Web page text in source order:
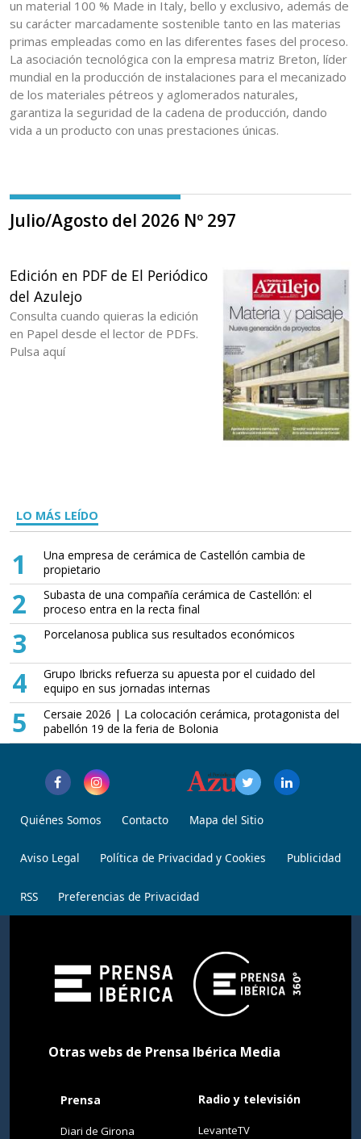
un material 100 % Made in Italy, bello y exclusivo, además de
su carácter marcadamente sostenible tanto en las materias
primas empleadas como en las diferentes fases del proceso.
La asociación tecnológica con la empresa matriz Breton, líder
mundial en la producción de instalaciones para el mecanizado
de los materiales pétreos y aglomerados naturales,
garantiza la seguridad de la cadena de producción, dando
vida a un producto con unas prestaciones únicas.
Julio/Agosto del 2026 Nº 297
Edición en PDF de El Periódico
del Azulejo
Consulta cuando quieras la edición
en Papel desde el lector de PDFs.
Pulsa aquí
LO MÁS LEÍDO
1
Una empresa de cerámica de Castellón cambia de
propietario
2
Subasta de una compañía cerámica de Castellón: el
proceso entra en la recta final
3 Porcelanosa publica sus resultados económicos
4
Grupo Ibricks refuerza su apuesta por el cuidado del
equipo en sus jornadas internas
5
Cersaie 2026 | La colocación cerámica, protagonista del
pabellón 19 de la feria de Bolonia
Quiénes Somos Contacto Mapa del Sitio
Aviso Legal Política de Privacidad y Cookies Publicidad
RSS Preferencias de Privacidad
Otras webs de Prensa Ibérica Media
Prensa
Diari de Girona
Radio y televisión
LevanteTV